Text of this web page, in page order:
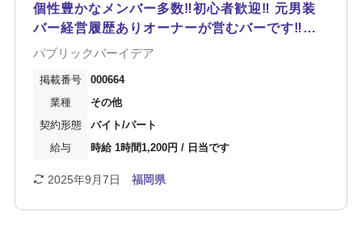
個性豊かなメンバー多数‼︎初心者歓迎‼︎ 元男装
バー経営履歴ありオーナーが営むバーです‼︎
LGBTQ共感店です！
パブリックバーイデア
000664
その他
バイト/パート
時給 1時間1,200円 / 日当です
2025年9月7日 福岡県